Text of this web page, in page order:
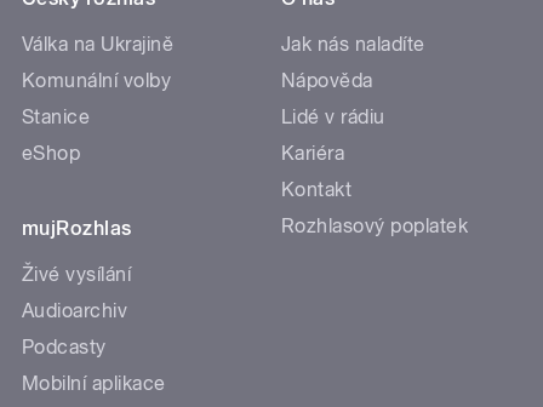
Válka na Ukrajině
Komunální volby
Stanice
eShop
mujRozhlas
Živé vysílání
Audioarchiv
Podcasty
Mobilní aplikace
Jak nás naladíte
Nápověda
Lidé v rádiu
Kariéra
Kontakt
Rozhlasový poplatek